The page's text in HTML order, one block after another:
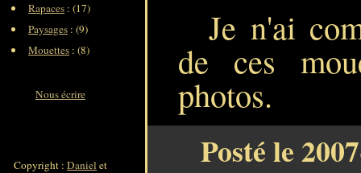
Je n'ai
de ces
photos.
Posté le
Rapaces : (17)
Paysages : (9)
Mouettes : (8)
Nous écrire
Copyright : Daniel et